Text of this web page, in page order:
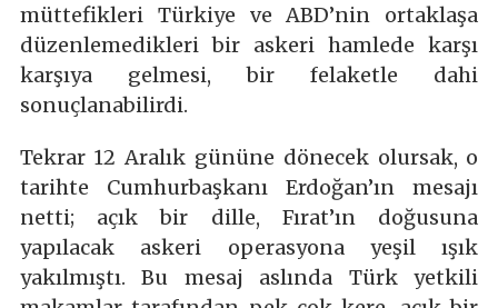
müttefikleri Türkiye ve ABD’nin ortaklaşa
düzenlemedikleri bir askeri hamlede karşı
karşıya gelmesi, bir felaketle dahi
sonuçlanabilirdi.
Tekrar 12 Aralık gününe dönecek olursak, o
tarihte Cumhurbaşkanı Erdoğan’ın mesajı
netti; açık bir dille, Fırat’ın doğusuna
yapılacak askeri operasyona yeşil ışık
yakılmıştı. Bu mesaj aslında Türk yetkili